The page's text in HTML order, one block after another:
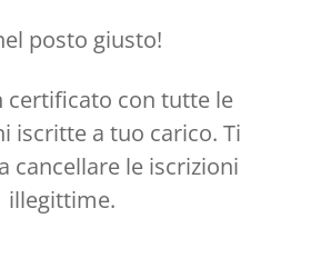
posto giusto!
certificato con tutte le
iscritte a tuo carico. Ti
cancellare le iscrizioni
illegittime.